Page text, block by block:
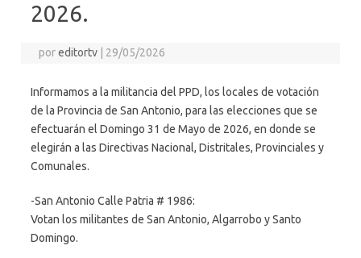
2026.
poreditortv 29/05/2026
Informamos a la militancia del PPD, los locales de votación
de la Provincia de San Antonio, para las elecciones que se
efectuarán el Domingo 31 de Mayo de 2026, en donde se
elegirán a las Directivas Nacional, Distritales, Provinciales y
Comunales.
-San Antonio Calle Patria # 1986:
Votan los militantes de San Antonio, Algarrobo y Santo
Domingo.